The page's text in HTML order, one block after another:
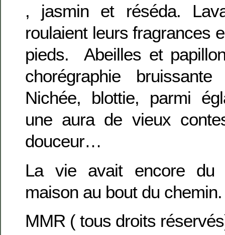
, jasmin et réséda.
roulaient leurs fragrances
pieds. Abeilles et
chorégraphie
Nichée, blottie, parmi
une aura de vieux
douceur…
La vie avait encore
maison au bout du chemin.
MMR ( tous droits